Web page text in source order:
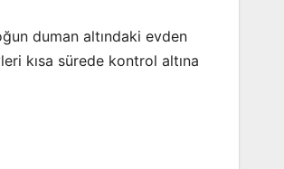
duman altındaki evden
kısa sürede kontrol altına